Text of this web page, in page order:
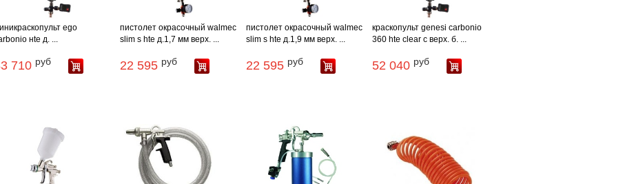
ego
нte д. ...
710 руб
пистолет окрасочный walmec
slim s hte д.1,7 мм верх. ...
22 595 руб
пистолет окрасочный walmec
slim s hte д.1,9 мм верх. ...
22 595 руб
краскопульт genesi carbonio
360 hte clear с верх. б. ...
52 040 руб